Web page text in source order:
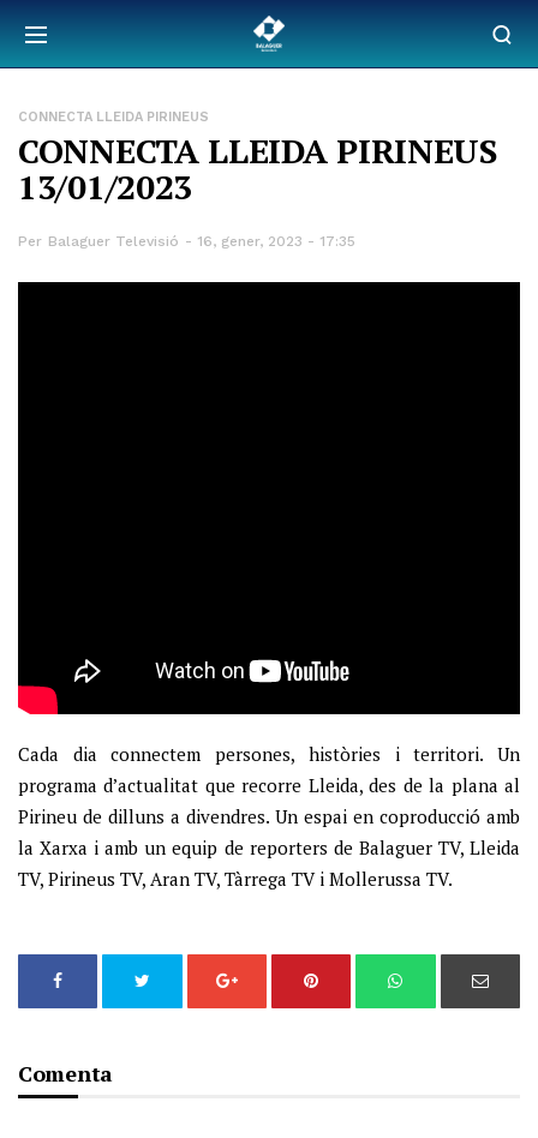
CONNECTA LLEIDA PIRINEUS
CONNECTA LLEIDA PIRINEUS
13/01/2023
Per Balaguer Televisió 16, gener, 2023 - 17:35
Cada dia connectem persones, històries i territori. Un
programa d’actualitat que recorre Lleida, des de la plana al
Pirineu de dilluns a divendres. Un espai en coproducció amb
la Xarxa i amb un equip de reporters de Balaguer TV, Lleida
TV, Pirineus TV, Aran TV, Tàrrega TV i Mollerussa TV.
Comenta